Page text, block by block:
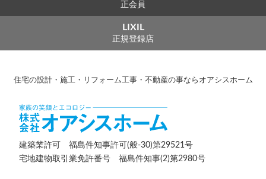
正会員
LIXIL
正規登録店
住宅の設計・施工・リフォーム工事・不動産の事ならオアシスホーム
建築業許可 福島件知事許可(般-30)第29521号
宅地建物取引業免許番号 福島件知事(2)第2980号